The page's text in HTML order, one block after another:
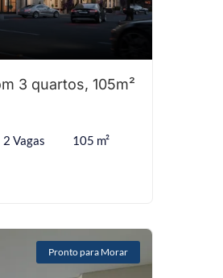
3 quartos, 105m²
2 Vagas 105 m²
Pronto para Morar